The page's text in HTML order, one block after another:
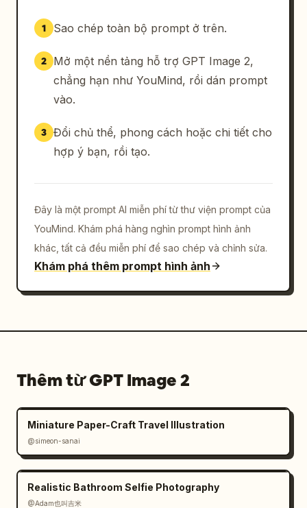
1 Sao chép toàn bộ prompt ở trên.
2
Mở một nền tảng hỗ trợ GPT Image 2,
chẳng hạn như YouMind, rồi dán prompt
vào.
3 Đổi chủ thể, phong cách hoặc chi tiết cho
hợp ý bạn, rồi tạo.
Đây là một prompt AI miễn phí từ thư viện prompt của
YouMind. Khám phá hàng nghìn prompt hình ảnh
khác, tất cả đều miễn phí để sao chép và chỉnh sửa.
Khám phá thêm prompt hình ảnh
Thêm từ GPT Image 2
Miniature Paper-Craft Travel Illustration
@simeon-sanai
Realistic Bathroom Selfie Photography
@Adam也叫吉米